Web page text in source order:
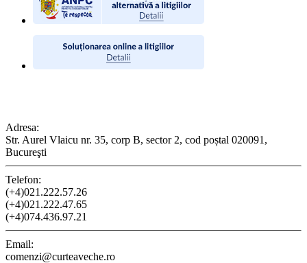
Adresa:
Str. Aurel Vlaicu nr. 35, corp B, sector 2, cod poștal 020091,
Bucureşti
Telefon:
(+4)021.222.57.26
(+4)021.222.47.65
(+4)074.436.97.21
Email:
comenzi@curteaveche.ro